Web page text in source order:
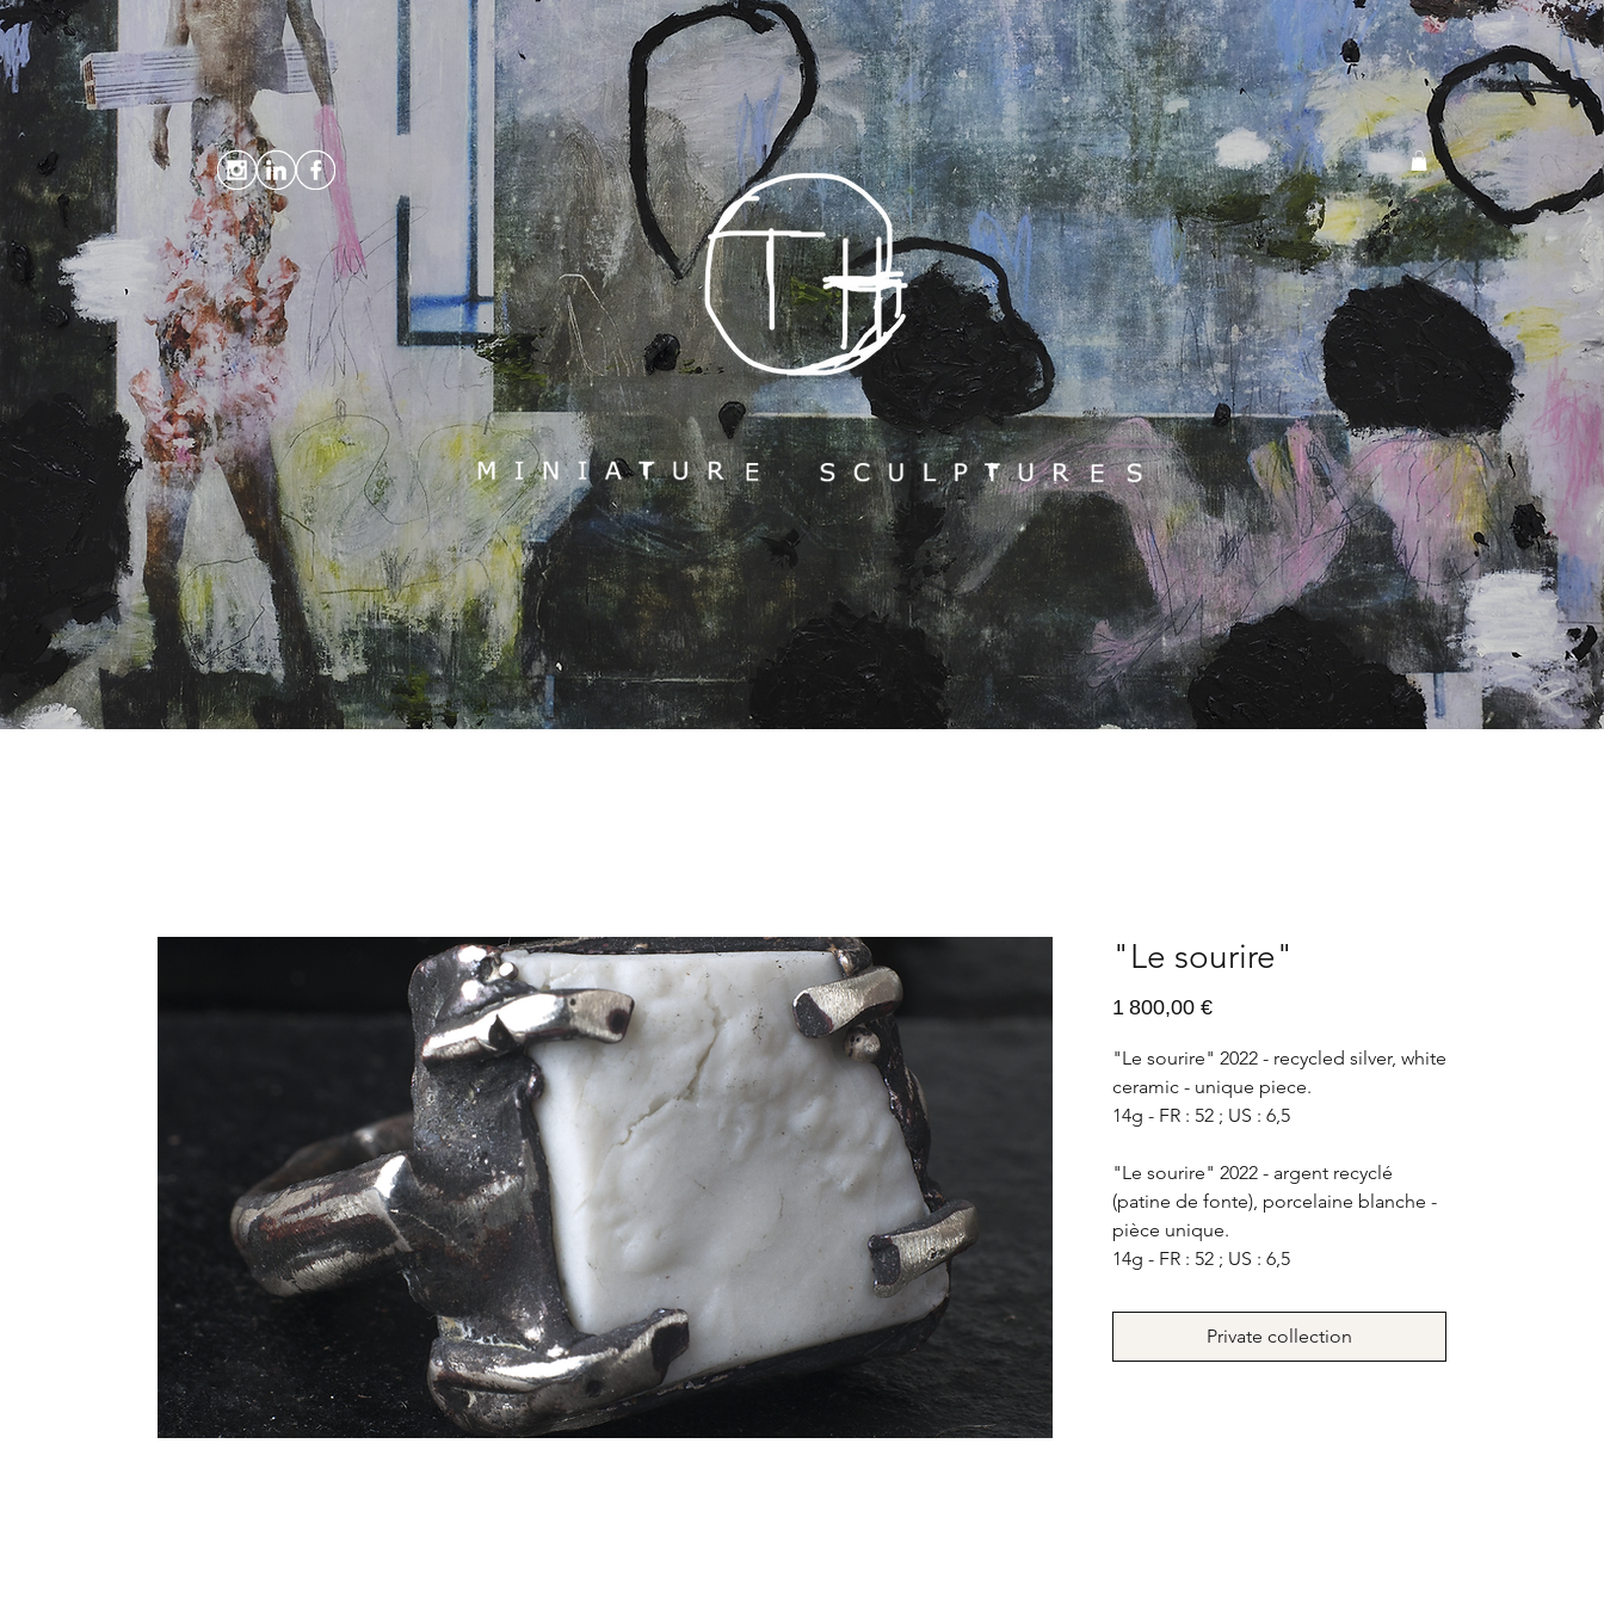
"Le sourire"
1 800,00 €Prix
"Le sourire" 2022 - recycled silver, white
ceramic - unique piece.
14g - FR : 52 ; US : 6,5
"Le sourire" 2022 - argent recyclé
(patine de fonte), porcelaine blanche -
pièce unique.
14g - FR : 52 ; US : 6,5
Private collection